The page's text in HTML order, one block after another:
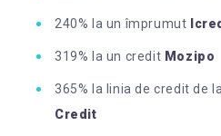
240% la un împrumut
319% la un credit Mozipo
365% la linia de credit de la
Credit